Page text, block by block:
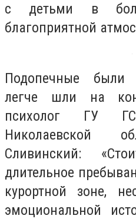
с детьми в
благоприятной
Подопечные были
легче шли на
психолог ГУ
Николаевской
Сливинский:
длительное
курортной зоне,
эмоциональной